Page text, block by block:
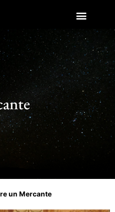
un Mercante